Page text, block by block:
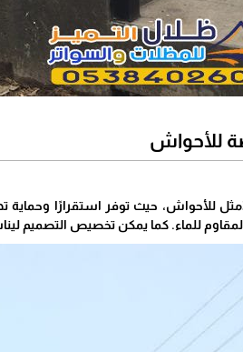
للأحواش
للأحواش، حيث توفر استقرارًا
للماء. كما يمكن تخصيص التصميم